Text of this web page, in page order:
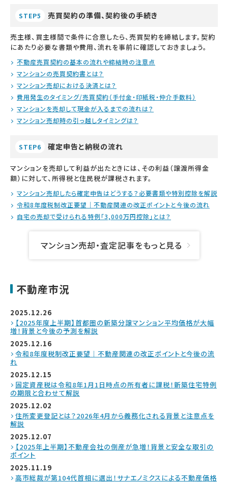
STEP5 売買契約の準備、契約後の手続き
売主様、買主様間で条件に合意したら、売買契約を締結します。契約
にあたり必要な書類や費用、流れを事前に確認しておきましょう。
不動産売買契約の基本の流れや締結時の注意点
マンションの売買契約書とは？
マンション売却における決済とは？
費用発生のタイミング/売買契約（手付金・印紙税・仲介手数料）
マンションを売却して現金が入るまでの流れは？
マンション売却時の引っ越しタイミングは？
STEP6 確定申告と納税の流れ
マンションを売却して利益が出たときには、その利益（譲渡所得金
額）に対して、所得税と住民税が課税されます。
マンション売却したら確定申告はどうする？必要書類や特別控除を解説
令和8年度税制改正要望｜不動産関連の改正ポイントと今後の流れ
自宅の売却で受けられる特例「3,000万円控除」とは？
マンション売却・査定記事をもっと見る
不動産市況
2025.12.26
【2025年度上半期】首都圏の新築分譲マンション平均価格が大幅
増！背景と今後の予測を解説
2025.12.16
令和8年度税制改正要望｜不動産関連の改正ポイントと今後の流
れ
2025.12.15
固定資産税は令和8年1月1日時点の所有者に課税！新築住宅特例
の期限と合わせて解説
2025.12.02
住所変更登記とは？2026年4月から義務化される背景と注意点を
解説
2025.12.07
【2025年上半期】不動産会社の倒産が急増！背景と安全な取引の
ポイント
2025.11.19
高市総裁が第104代首相に選出！サナエノミクスによる不動産価格